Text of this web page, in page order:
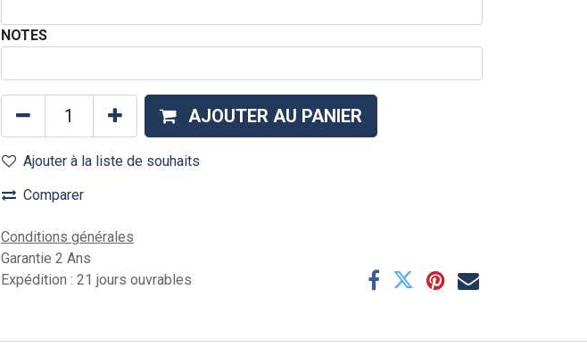
NOTES
AJOUTER AU PANIER
Ajouter à la liste de souhaits
Comparer
Conditions générales
Garantie 2 Ans
Expédition : 21 jours ouvrables